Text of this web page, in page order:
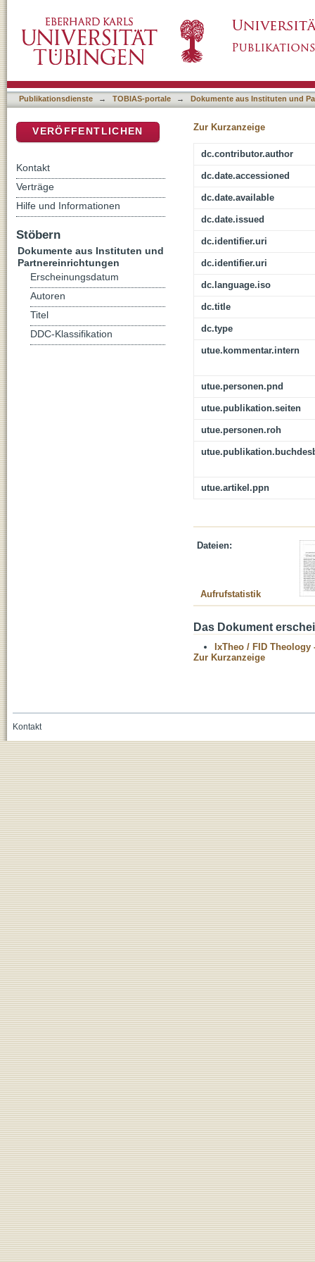
Publikationsdienste → TOBIAS-portale → Dokumente aus Instituten und
Zur Kurzanzeige
dc.contributor.author
dc.date.accessioned
dc.date.available
dc.date.issued
dc.identifier.uri
dc.identifier.uri
dc.language.iso
dc.title
dc.type
utue.kommentar.intern
utue.personen.pnd
utue.publikation.seiten
utue.personen.roh
utue.artikel.ppn
Dateien:
Aufrufstatistik
Das Dokument
IxTheo / FID Theology
Zur Kurzanzeige
VERÖFFENTLICHEN
Kontakt
Verträge
Hilfe und Informationen
Stöbern
Dokumente aus Instituten und
Partnereinrichtungen
Erscheinungsdatum
Autoren
Titel
DDC-Klassifikation
Kontakt